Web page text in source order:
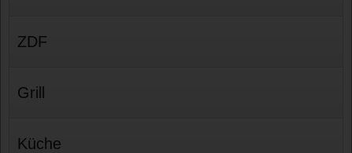
ZDF
Grill
Küche